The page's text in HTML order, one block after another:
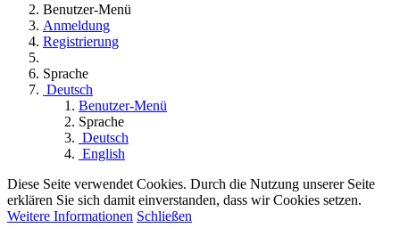
Benutzer-Menü
Anmeldung
Registrierung
Sprache
Deutsch
Benutzer-Menü
Sprache
Deutsch
English
Diese Seite verwendet Cookies. Durch die Nutzung unserer Seite
erklären Sie sich damit einverstanden, dass wir Cookies setzen.
Weitere Informationen Schließen